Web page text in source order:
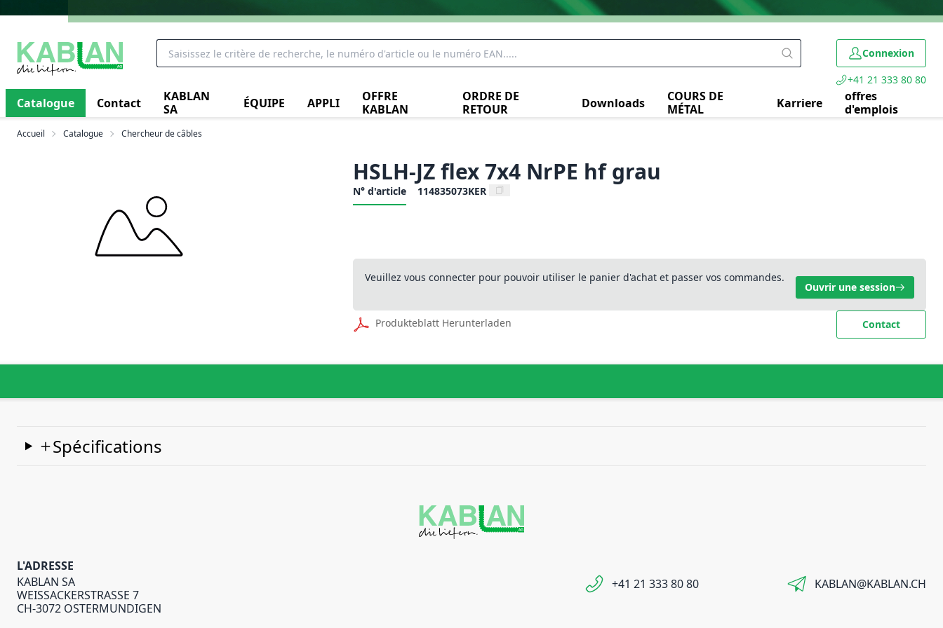
Connexion
+41 21 333 80 80
Catalogue Contact
KABLAN
SA
ÉQUIPE APPLI
OFFRE
KABLAN
ORDRE DE
RETOUR
Downloads
COURS DE
MÉTAL
Karriere
offres
d'emplois
Accueil Catalogue Chercheur de câbles
HSLH-JZ flex 7x4 NrPE hf grau
N° d'article 114835073KER
Veuillez vous connecter pour pouvoir utiliser le panier d'achat et passer vos commandes.
Ouvrir une session
Produkteblatt Herunterladen Contact
Spécifications
L'ADRESSE
KABLAN SA
WEISSACKERSTRASSE 7
CH-3072 OSTERMUNDIGEN
+41 21 333 80 80 KABLAN@KABLAN.CH